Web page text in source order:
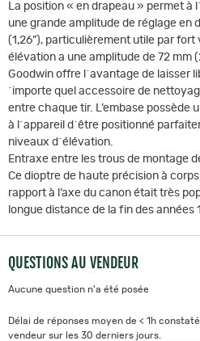
La position « en drapeau » permet à
une grande amplitude de réglage en
(1,26”), particulièrement utile par
élévation a une amplitude de 72 mm
Goodwin offre l´avantage de laisser
´importe quel accessoire de
entre chaque tir. L’embase possède
à l´appareil d´être positionné
niveaux d´élévation.
Entraxe entre les trous de montage
Ce dioptre de haute précision à
rapport à l’axe du canon était très
longue distance de la fin des années
QUESTIONS AU VENDEUR
Aucune question n'a été posée
Délai de réponses moyen de < 1h
vendeur sur les 30 derniers jours.